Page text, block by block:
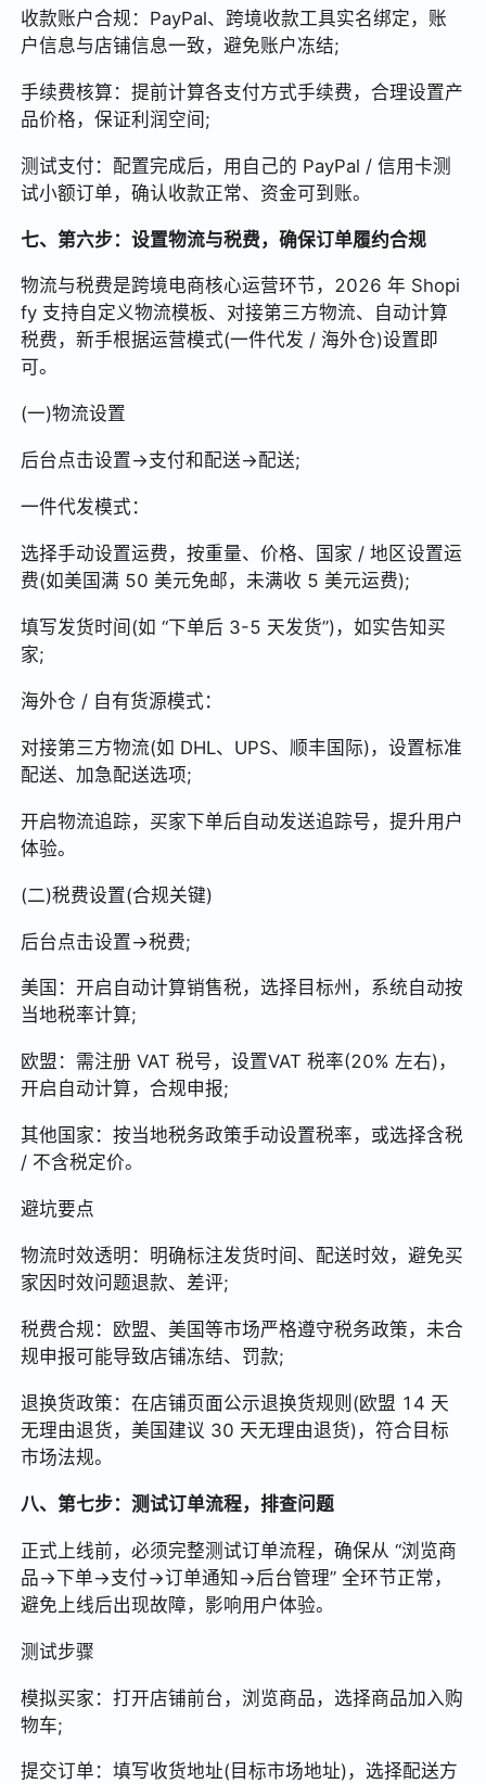
收款账户合规：PayPal、跨境收款工具实名绑定，账
户信息与店铺信息一致，避免账户冻结;
手续费核算：提前计算各支付方式手续费，合理设置产
品价格，保证利润空间;
测试支付：配置完成后，用自己的 PayPal / 信用卡测
试小额订单，确认收款正常、资金可到账。
七、第六步：设置物流与税费，确保订单履约合规
物流与税费是跨境电商核心运营环节，2026 年 Shopi
fy 支持自定义物流模板、对接第三方物流、自动计算
税费，新手根据运营模式(一件代发 / 海外仓)设置即
可。
(一)物流设置
后台点击设置→支付和配送→配送;
一件代发模式：
选择手动设置运费，按重量、价格、国家 / 地区设置运
费(如美国满 50 美元免邮，未满收 5 美元运费);
填写发货时间(如 “下单后 3-5 天发货”)，如实告知买
家;
海外仓 / 自有货源模式：
对接第三方物流(如 DHL、UPS、顺丰国际)，设置标准
配送、加急配送选项;
开启物流追踪，买家下单后自动发送追踪号，提升用户
体验。
(二)税费设置(合规关键)
后台点击设置→税费;
美国：开启自动计算销售税，选择目标州，系统自动按
当地税率计算;
欧盟：需注册 VAT 税号，设置VAT 税率(20% 左右)，
开启自动计算，合规申报;
其他国家：按当地税务政策手动设置税率，或选择含税
/ 不含税定价。
避坑要点
物流时效透明：明确标注发货时间、配送时效，避免买
家因时效问题退款、差评;
税费合规：欧盟、美国等市场严格遵守税务政策，未合
规申报可能导致店铺冻结、罚款;
退换货政策：在店铺页面公示退换货规则(欧盟 14 天
无理由退货，美国建议 30 天无理由退货)，符合目标
市场法规。
八、第七步：测试订单流程，排查问题
正式上线前，必须完整测试订单流程，确保从 “浏览商
品→下单→支付→订单通知→后台管理” 全环节正常，
避免上线后出现故障，影响用户体验。
测试步骤
模拟买家：打开店铺前台，浏览商品，选择商品加入购
物车;
提交订单：填写收货地址(目标市场地址)，选择配送方